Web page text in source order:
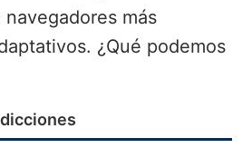
más
¿Qué podemos